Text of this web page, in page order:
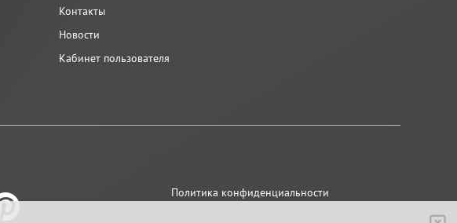
Контакты
Новости
Кабинет пользователя
Политика конфиденциальности